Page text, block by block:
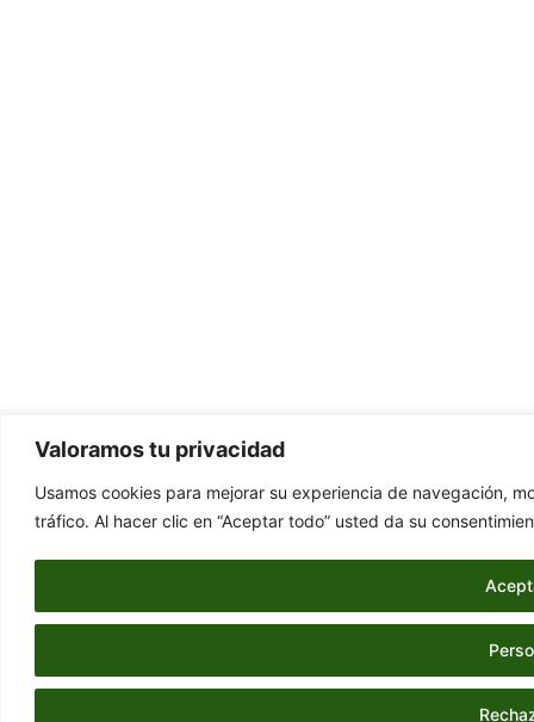
Valoramos tu privacidad
Usamos cookies para mejorar su experiencia de navegación,
tráfico. Al hacer clic en “Aceptar todo” usted da su